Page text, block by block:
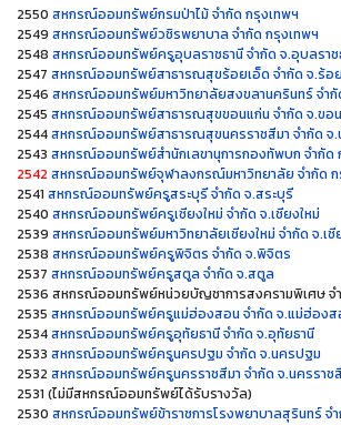
2550 สหกรณ์ออมทรัพย์กรมป่าไม้ จำกัด กรุงเทพฯ
2549 สหกรณ์ออมทรัพย์วชิรพยาบาล จำกัด กรุงเทพฯ
2548 สหกรณ์ออมทรัพย์ครูอุบลราชธานี จำกัด จ.อุบลราช
2547 สหกรณ์ออมทรัพย์สาธารณสุขร้อยเอ็ด จำกัด จ.ร้อ
2546 สหกรณ์ออมทรัพย์มหาวิทยาลัยสงขลานครินทร์ จำกั
2545 สหกรณ์ออมทรัพย์สาธารณสุขขอนแก่น จำกัด จ.ขอ
2544สหกรณ์ออมทรัพย์สาธารณสุขนครราชสีมา จำกัด จ.
2543 สหกรณ์ออมทรัพย์สำนักเลขานุการกองทัพบก จำกัด
2542 สหกรณ์ออมทรัพย์จุฬาลงกรณ์มหาวิทยาลัย จำกัด ก
2541 สหกรณ์ออมทรัพย์ครูสระบุรี จำกัด จ.สระบุรี
2540 สหกรณ์ออมทรัพย์ครูเชียงใหม่ จำกัด จ.เชียงใหม่
2539 สหกรณ์ออมทรัพย์มหาวิทยาลัยเชียงใหม่ จำกัด จ.เชี
2538 สหกรณ์ออมทรัพย์ครูพิจิตร จำกัด จ.พิจิตร
2537 สหกรณ์ออมทรัพย์ครูสตูล จำกัด จ.สตูล
2536 สหกรณ์ออมทรัพย์หน่วยบัญชาการสงครามพิเศษ จ
2535 สหกรณ์ออมทรัพย์ครูแม่ฮ่องสอน จำกัด จ.แม่ฮ่องส
2534สหกรณ์ออมทรัพย์ครูอุทัยธานี จำกัด จ.อุทัยธานี
2533 สหกรณ์ออมทรัพย์ครูนครปฐม จำกัด จ.นครปฐม
2532 สหกรณ์ออมทรัพย์ครูนครราชสีมา จำกัด จ.นครราช
2531 (ไม่มีสหกรณ์ออมทรัพย์ได้รับรางวัล)
2530 สหกรณ์ออมทรัพย์ข้าราชการโรงพยาบาลสุรินทร์ จ